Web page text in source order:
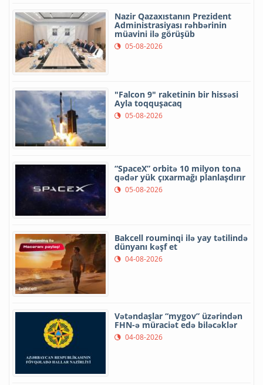
Nazir Qazaxıstanın Prezident
Administrasiyası rəhbərinin
müavini ilə görüşüb
05-08-2026
"Falcon 9" raketinin bir hissəsi
Ayla toqquşacaq
05-08-2026
“SpaceX” orbitə 10 milyon tona
qədər yük çıxarmağı planlaşdırır
05-08-2026
Bakcell rouminqi ilə yay tətilində
dünyanı kəşf et
04-08-2026
Vətəndaşlar “mygov” üzərindən
FHN-ə müraciət edə biləcəklər
04-08-2026